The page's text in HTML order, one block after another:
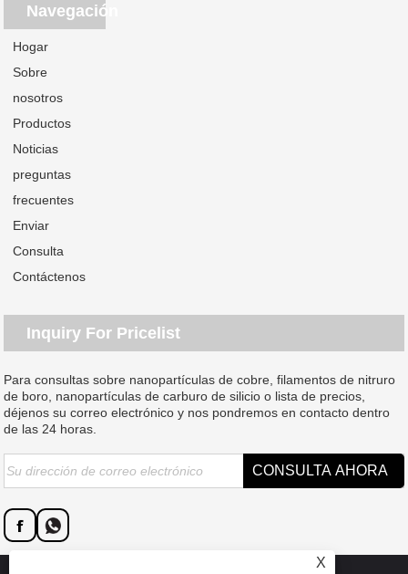
Navegación
Hogar
Sobre
nosotros
Productos
Noticias
preguntas
frecuentes
Enviar
Consulta
Contáctenos
Inquiry For Pricelist
Para consultas sobre nanopartículas de cobre, filamentos de nitruro
de boro, nanopartículas de carburo de silicio o lista de precios,
déjenos su correo electrónico y nos pondremos en contacto dentro
de las 24 horas.
X